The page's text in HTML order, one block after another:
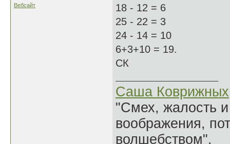
Вебсайт
18 - 12 = 6
25 - 22 = 3
24 - 14 = 10
6+3+10 = 19.
СК
Саша Коврижных
"Смех, жалость
воображения,
волшебством".